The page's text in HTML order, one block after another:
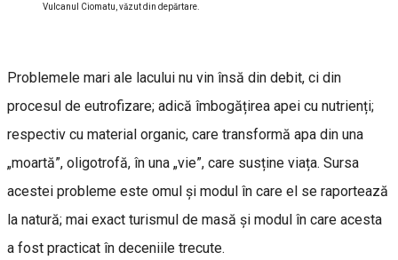
Vulcanul Ciomatu, văzut din depărtare.
Problemele mari ale lacului nu vin însă din debit, ci din
procesul de eutrofizare; adică îmbogățirea apei cu nutrienți;
respectiv cu material organic, care transformă apa din una
„moartă”, oligotrofă, în una „vie”, care susține viața. Sursa
acestei probleme este omul și modul în care el se raportează
la natură; mai exact turismul de masă și modul în care acesta
a fost practicat în deceniile trecute.